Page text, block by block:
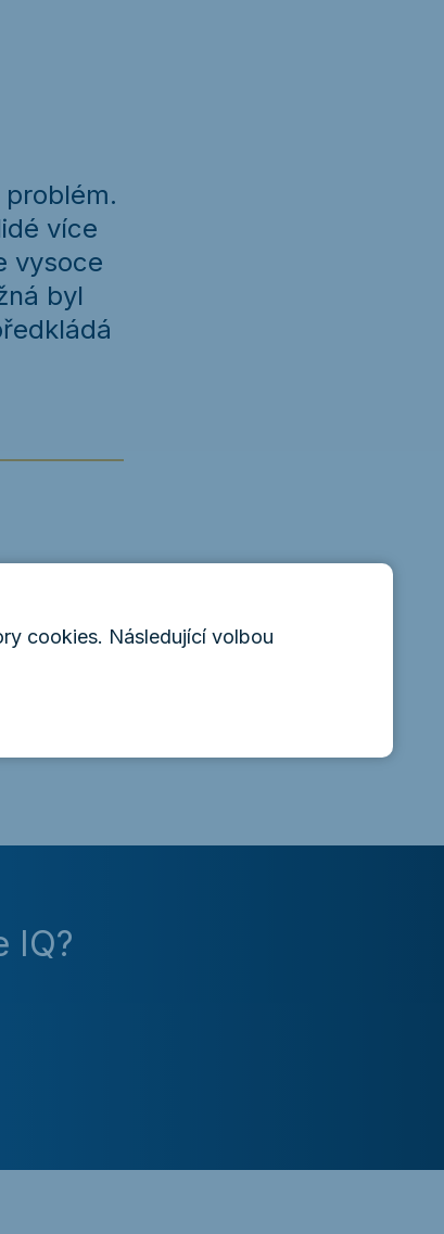
více
vysoce
byl
na další
IQ?
cookies. Následující volbou